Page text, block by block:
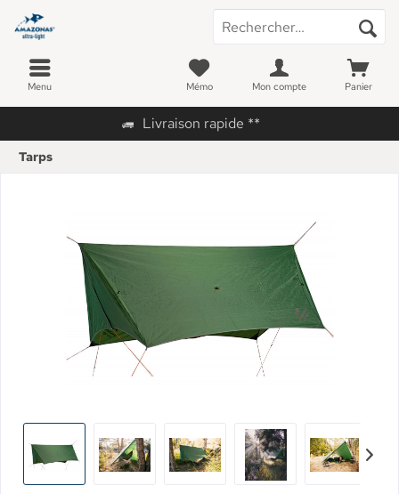
Livraison rapide **
Menu Panier
Mémo Mon compte
Tarps